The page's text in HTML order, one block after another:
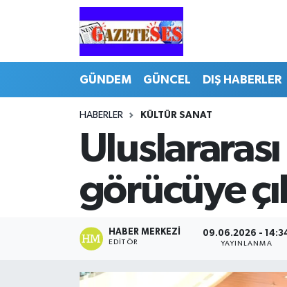
GÜNDEM GÜNCEL DIŞ HABERLER
HABERLER KÜLTÜR SANAT
görücüye
HABER MERKEZI
EDITÖR
09.06.2026 -
YAYINLANMA